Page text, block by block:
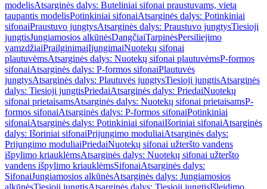
modelisAtsarginės dalys: Buteliniai sifonai praustuvams, vietą
taupantis modelisPotinkiniai sifonaiAtsarginės dalys: Potinkiniai
sifonaiPraustuvo jungtysAtsarginės dalys: Praustuvo jungtysTiesioji
jungtisJungiamosios alkūnėsDangčiaiTarpinėsPersiliejimo
vamzdžiaiPrailginimaiĮjungimaiNuotekų sifonai
plautuvėmsAtsarginės dalys: Nuotekų sifonai plautuvėmsP-formos
sifonaiAtsarginės dalys: P-formos sifonaiPlautuvės
jungtysAtsarginės dalys: Plautuvės jungtysTiesioji jungtisAtsarginės
dalys: Tiesioji jungtisPriedaiAtsarginės dalys: PriedaiNuotekų
sifonai prietaisamsAtsarginės dalys: Nuotekų sifonai prietaisamsP-
formos sifonaiAtsarginės dalys: P-formos sifonaiPotinkiniai
sifonaiAtsarginės dalys: Potinkiniai sifonaiIšoriniai sifonaiAtsarginės
dalys: Išoriniai sifonaiPrijungimo moduliaiAtsarginės dalys:
Prijungimo moduliaiPriedaiNuotekų sifonai užteršto vandens
išpylimo kriauklėmsAtsarginės dalys: Nuotekų sifonai užteršto
vandens išpylimo kriauklėmsSifonaiAtsarginės dalys:
SifonaiJungiamosios alkūnėsAtsarginės dalys: Jungiamosios
alkūnėsTiesioji jungtisAtsarginės dalys: Tiesioji jungtisIšleidimo